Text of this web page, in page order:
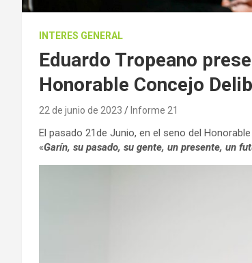
INTERES GENERAL
Eduardo Tropeano
Honorable Concejo
22 de junio de 2023 Informe 21
El pasado 21de Junio, en el seno del
«Garín, su pasado, su gente, un presente, un